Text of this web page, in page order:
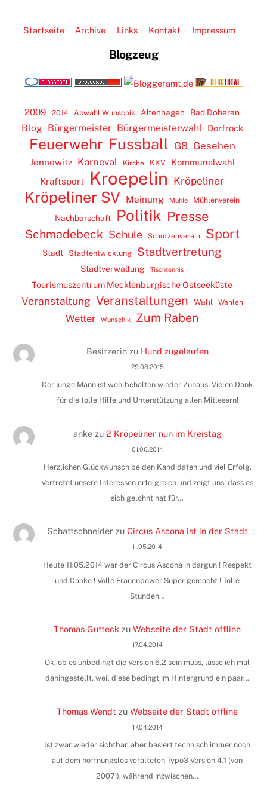
Startseite Archive Links Kontakt Impressum
Blogzeug
2009 2014 Abwahl Wunschik Altenhagen Bad Doberan
Blog Bürgermeister Bürgermeisterwahl Dorfrock
Feuerwehr Fussball G8 Gesehen
Jennewitz Karneval Kirche KKV
Kommunalwahl
Kraftsport
Kroepelin Kröpeliner
Kröpeliner SV Meinung Mühle Mühlenverein
Nachbarschaft Politik Presse
Schmadebeck Schule Schützenverein Sport
Stadt Stadtentwicklung Stadtvertretung
Stadtverwaltung Tischtennis
Tourismuszentrum Mecklenburgische Ostseeküste
Veranstaltung Veranstaltungen Wahl Wahlen
Wetter Wunschik Zum Raben
Besitzerinzu Hund zugelaufen
29.08.2015
Der junge Mann ist wohlbehalten wieder Zuhaus. Vielen Dank
für die tolle Hilfe und Unterstützung allen Mitlesern!
ankezu 2 Kröpeliner nun im Kreistag
01.06.2014
Herzlichen Glückwunsch beiden Kandidaten und viel Erfolg.
Vertretet unsere Interessen erfolgreich und zeigt uns, dass es
sich gelohnt hat für…
Schattschneider zu Circus Ascona ist in der Stadt
11.05.2014
Heute 11.05.2014 war der Circus Ascona in dargun ! Respekt
und Danke ! Volle Frauenpower Super gemacht ! Tolle
Stunden…
Thomas Gutteck zuWebseite der Stadt offline
17.04.2014
Ok, ob es unbedingt die Version 6.2 sein muss, lasse ich mal
dahingestellt, weil diese bedingt im Hintergrund ein paar…
Thomas Wendt zuWebseite der Stadt offline
17.04.2014
Ist zwar wieder sichtbar, aber basiert technisch immer noch
auf dem hoffnungslos veralteten Typo3 Version 4.1 (von
2007!), während inzwischen…